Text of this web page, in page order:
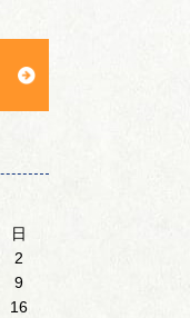
日
2
9
16